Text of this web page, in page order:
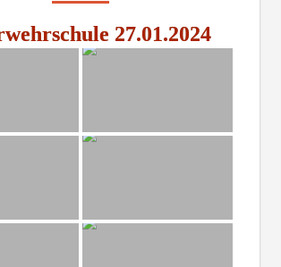
27.01.2024